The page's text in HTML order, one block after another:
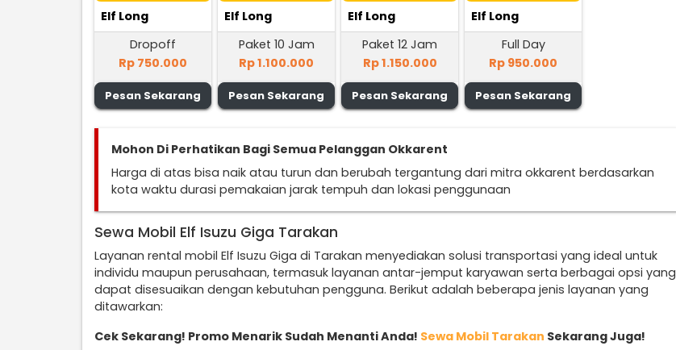
Elf Long
Dropoff
Rp 750.000
Pesan Sekarang
Elf Long
Paket 10 Jam
Rp 1.100.000
Pesan Sekarang
Elf Long
Paket 12 Jam
Rp 1.150.000
Pesan Sekarang
Elf Long
Full Day
Rp 950.000
Pesan Sekarang
Mohon Di Perhatikan Bagi Semua Pelanggan Okkarent
Harga di atas bisa naik atau turun dan berubah tergantung dari mitra okkarent berdasarkan
kota waktu durasi pemakaian jarak tempuh dan lokasi penggunaan
Sewa Mobil Elf Isuzu Giga Tarakan
Layanan rental mobil Elf Isuzu Giga di Tarakan menyediakan solusi transportasi yang ideal untuk
individu maupun perusahaan, termasuk layanan antar-jemput karyawan serta berbagai opsi yang
dapat disesuaikan dengan kebutuhan pengguna. Berikut adalah beberapa jenis layanan yang
ditawarkan:
Cek Sekarang! Promo Menarik Sudah Menanti Anda! Sewa Mobil Tarakan Sekarang Juga!